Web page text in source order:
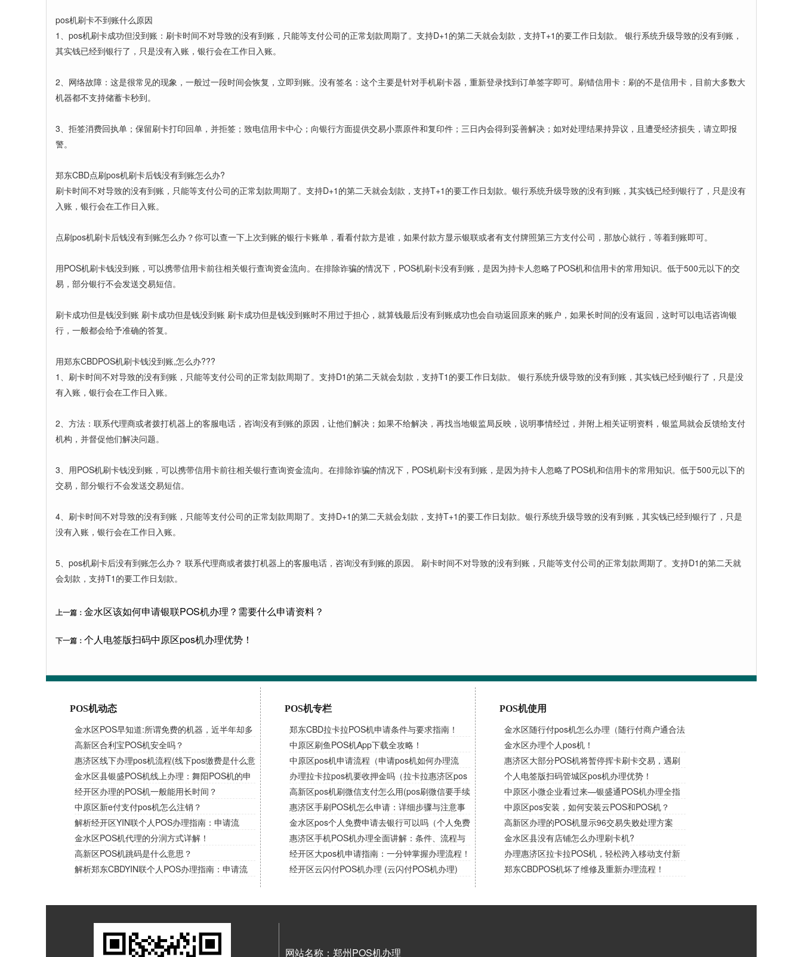
pos机刷卡不到账什么原因
1、pos机刷卡成功但没到账：刷卡时间不对导致的没有到账，只能等支付公司的正常划款周期了。支持D+1的第二天就会划款，支持T+1的要工作日划款。 银行系统升级导致的没有到账，
其实钱已经到银行了，只是没有入账，银行会在工作日入账。
2、网络故障：这是很常见的现象，一般过一段时间会恢复，立即到账。没有签名：这个主要是针对手机刷卡器，重新登录找到订单签字即可。刷错信用卡：刷的不是信用卡，目前大多数大
机器都不支持储蓄卡秒到。
3、拒签消费回执单；保留刷卡打印回单，并拒签；致电信用卡中心；向银行方面提供交易小票原件和复印件；三日内会得到妥善解决；如对处理结果持异议，且遭受经济损失，请立即报
警。
郑东CBD点刷pos机刷卡后钱没有到账怎么办?
刷卡时间不对导致的没有到账，只能等支付公司的正常划款周期了。支持D+1的第二天就会划款，支持T+1的要工作日划款。银行系统升级导致的没有到账，其实钱已经到银行了，只是没有
入账，银行会在工作日入账。
点刷pos机刷卡后钱没有到账怎么办？你可以查一下上次到账的银行卡账单，看看付款方是谁，如果付款方显示银联或者有支付牌照第三方支付公司，那放心就行，等着到账即可。
用POS机刷卡钱没到账，可以携带信用卡前往相关银行查询资金流向。在排除诈骗的情况下，POS机刷卡没有到账，是因为持卡人忽略了POS机和信用卡的常用知识。低于500元以下的交
易，部分银行不会发送交易短信。
刷卡成功但是钱没到账 刷卡成功但是钱没到账 刷卡成功但是钱没到账时不用过于担心，就算钱最后没有到账成功也会自动返回原来的账户，如果长时间的没有返回，这时可以电话咨询银
行，一般都会给予准确的答复。
用郑东CBDPOS机刷卡钱没到账,怎么办???
1、刷卡时间不对导致的没有到账，只能等支付公司的正常划款周期了。支持D1的第二天就会划款，支持T1的要工作日划款。 银行系统升级导致的没有到账，其实钱已经到银行了，只是没
有入账，银行会在工作日入账。
2、方法：联系代理商或者拨打机器上的客服电话，咨询没有到账的原因，让他们解决；如果不给解决，再找当地银监局反映，说明事情经过，并附上相关证明资料，银监局就会反馈给支付
机构，并督促他们解决问题。
3、用POS机刷卡钱没到账，可以携带信用卡前往相关银行查询资金流向。在排除诈骗的情况下，POS机刷卡没有到账，是因为持卡人忽略了POS机和信用卡的常用知识。低于500元以下的
交易，部分银行不会发送交易短信。
4、刷卡时间不对导致的没有到账，只能等支付公司的正常划款周期了。支持D+1的第二天就会划款，支持T+1的要工作日划款。银行系统升级导致的没有到账，其实钱已经到银行了，只是
没有入账，银行会在工作日入账。
5、pos机刷卡后没有到账怎么办？ 联系代理商或者拨打机器上的客服电话，咨询没有到账的原因。 刷卡时间不对导致的没有到账，只能等支付公司的正常划款周期了。支持D1的第二天就
会划款，支持T1的要工作日划款。
上一篇： 金水区该如何申请银联POS机办理？需要什么申请资料？
下一篇： 个人电签版扫码中原区pos机办理优势！
POS机动态
金水区POS早知道:所谓免费的机器，近半年却多
次扣取流量费！
高新区合利宝POS机安全吗？
惠济区线下办理pos机流程(线下pos缴费是什么意
思)
金水区县银盛POS机线上办理：舞阳POS机的申
请条件和资料讲解！
经开区办理的POS机一般能用长时间？
中原区新e付支付pos机怎么注销？
解析经开区YIN联个人POS办理指南：申请流
程、费率选择与优惠一网打尽
金水区POS机代理的分润方式详解！
高新区POS机跳码是什么意思？
解析郑东CBDYIN联个人POS办理指南：申请流
POS机专栏
郑东CBD拉卡拉POS机申请条件与要求指南！
中原区刷鱼POS机App下载全攻略！
中原区pos机申请流程（申请pos机如何办理流
程）
办理拉卡拉pos机要收押金吗（拉卡拉惠济区pos
机需要交押金吗）
高新区pos机刷微信支付怎么用(pos刷微信要手续
费吗)
惠济区手刷POS机怎么申请：详细步骤与注意事
项！
金水区pos个人免费申请去银行可以吗（个人免费
申请pos机）
惠济区手机POS机办理全面讲解：条件、流程与
使用！
经开区大pos机申请指南：一分钟掌握办理流程！
经开区云闪付POS机办理 (云闪付POS机办理)
POS机使用
金水区随行付pos机怎么办理（随行付商户通合法
吗）
金水区办理个人pos机！
惠济区大部分POS机将暂停挥卡刷卡交易，遇刷
卡错误请插卡交易！
个人电签版扫码管城区pos机办理优势！
中原区小微企业看过来—银盛通POS机办理全指
南，解锁财务收款新捷径！
中原区pos安装，如何安装云POS和POS机？
高新区办理的POS机显示96交易失败处理方案
金水区县没有店铺怎么办理刷卡机?
办理惠济区拉卡拉POS机，轻松跨入移动支付新
时代！
郑东CBDPOS机坏了维修及重新办理流程！
网站名称：郑州POS机办理